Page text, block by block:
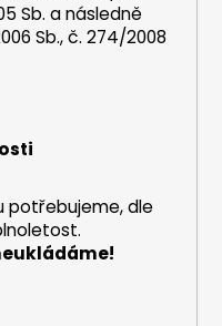
Sb. a následně
Sb., č. 274/2008
potřebujeme, dle